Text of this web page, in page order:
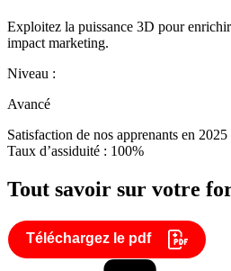
Exploitez la puissance 3D pour
impact marketing.
Niveau :
Avancé
Satisfaction de nos apprenants en
Taux d’assiduité : 100%
Tout savoir sur votre
Téléchargez le pdf